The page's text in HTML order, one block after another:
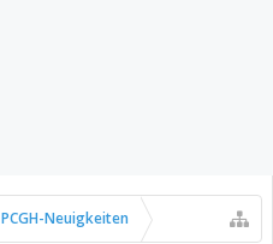
PCGH-Neuigkeiten